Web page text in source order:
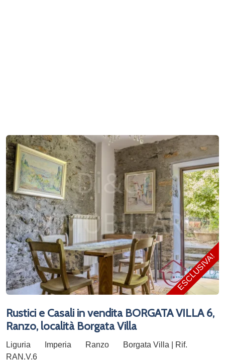
ESCLUSIVA!
Rustici e Casali in vendita BORGATA VILLA 6,
Ranzo, località Borgata Villa
Liguria Imperia Ranzo
Borgata Villa | Rif.
RAN.V.6